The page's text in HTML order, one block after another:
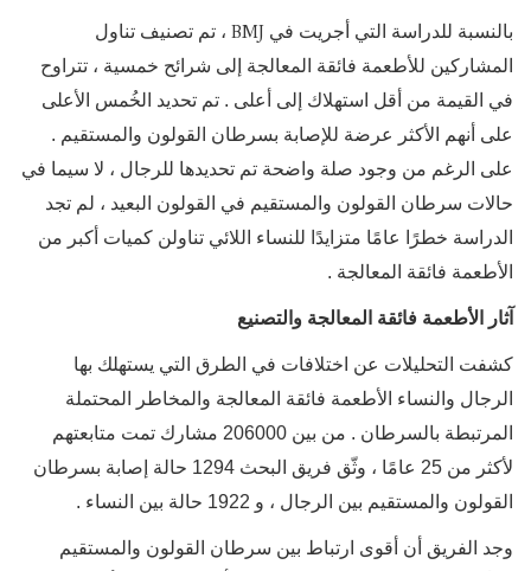
بالنسبة للدراسة التي أجريت في BMJ ، تم تصنيف تناول
المشاركين للأطعمة فائقة المعالجة إلى شرائح خمسية ، تتراوح
في القيمة من أقل استهلاك إلى أعلى . تم تحديد الخُمس الأعلى
على أنهم الأكثر عرضة للإصابة بسرطان القولون والمستقيم .
على الرغم من وجود صلة واضحة تم تحديدها للرجال ، لا سيما في
حالات سرطان القولون والمستقيم في القولون البعيد ، لم تجد
الدراسة خطرًا عامًا متزايدًا للنساء اللائي تناولن كميات أكبر من
الأطعمة فائقة المعالجة .
آثار الأطعمة فائقة المعالجة والتصنيع
كشفت التحليلات عن اختلافات في الطرق التي يستهلك بها
الرجال والنساء الأطعمة فائقة المعالجة والمخاطر المحتملة
المرتبطة بالسرطان . من بين 206000 مشارك تمت متابعتهم
لأكثر من 25 عامًا ، وثّق فريق البحث 1294 حالة إصابة بسرطان
القولون والمستقيم بين الرجال ، و 1922 حالة بين النساء .
وجد الفريق أن أقوى ارتباط بين سرطان القولون والمستقيم